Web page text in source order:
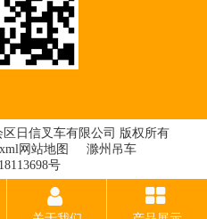
日信叉车有限公司 版权所有
xml网站地图
滁州吊车
号